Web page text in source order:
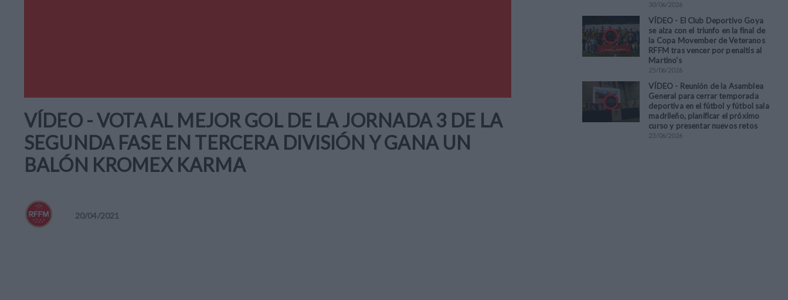
VÍDEO - VOTA AL MEJOR GOL DE LA JORNADA 3 DE LA
SEGUNDA FASE EN TERCERA DIVISIÓN Y GANA UN
BALÓN KROMEX KARMA
20/04/2021
30/06/2026
VÍDEO - El Club Deportivo Goya
se alza con el triunfo en la final de
la Copa Movember de Veteranos
RFFM tras vencer por penaltis al
Martino's
25/06/2026
VÍDEO - Reunión de la Asamblea
General para cerrar temporada
deportiva en el fútbol y fútbol sala
madrileño, planificar el próximo
curso y presentar nuevos retos
23/06/2026